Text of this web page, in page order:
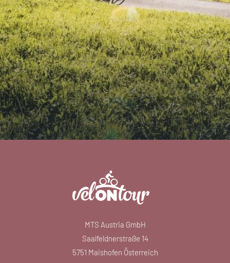
MTS Austria GmbH
Saalfeldnerstraße 14
5751 Maishofen Österreich